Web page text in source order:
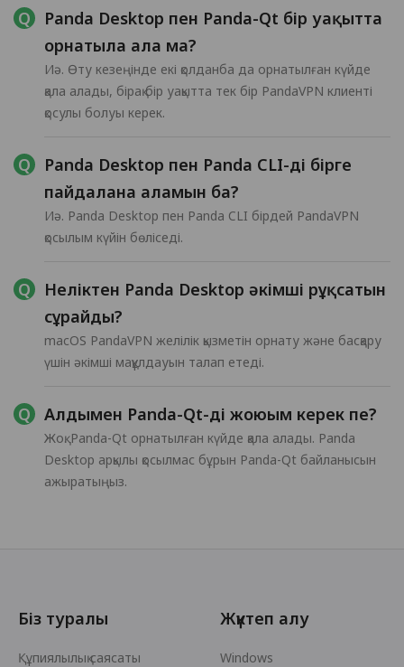
Panda Desktop пен Panda-Qt бір уақытта
орнатыла ала ма?
Иә. Өту кезеңінде екі қолданба да орнатылған күйде
қала алады, бірақ бір уақытта тек бір PandaVPN клиенті
қосулы болуы керек.
Panda Desktop пен Panda CLI-ді бірге
пайдалана аламын ба?
Иә. Panda Desktop пен Panda CLI бірдей PandaVPN
қосылым күйін бөліседі.
Неліктен Panda Desktop әкімші рұқсатын
сұрайды?
macOS PandaVPN желілік қызметін орнату және басқару
үшін әкімші мақұлдауын талап етеді.
Алдымен Panda-Qt-ді жоюым керек пе?
Жоқ. Panda-Qt орнатылған күйде қала алады. Panda
Desktop арқылы қосылмас бұрын Panda-Qt байланысын
ажыратыңыз.
Біз туралы
Құпиялылық саясаты
Жүктеп алу
Windows